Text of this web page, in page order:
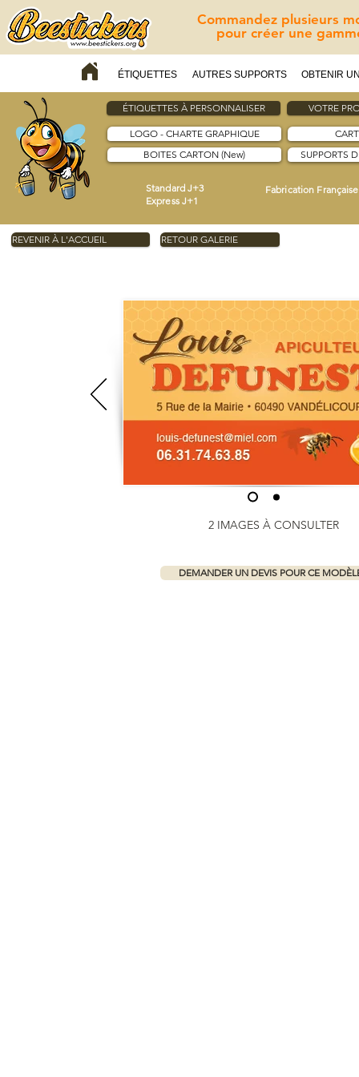
Commandez plusieurs
pour créer une
ÉTIQUETTES AUTRES SUPPORTS OBTENIR
ÉTIQUETTES À PERSONNALISER VOTRE
LOGO - CHARTE GRAPHIQUE
BOITES CARTON (New)
SUPPORTS
Standard J+3
Express J+1
Fabrication Française
REVENIR À L'ACCUEIL RETOUR GALERIE
2 IMAGES À CONSULTER
DEMANDER UN DEVIS POUR CE